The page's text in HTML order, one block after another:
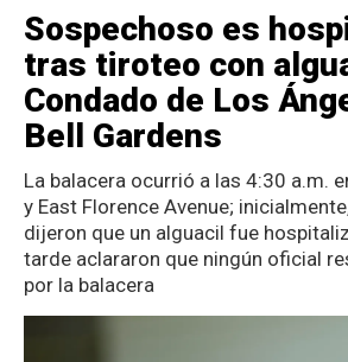
Sospechoso es
tras tiroteo con
Condado de Los
Bell Gardens
La balacera ocurrió a las 4:30 a.m.
y East Florence Avenue;
dijeron que un alguacil fue
tarde aclararon que ningún oficial
por la balacera